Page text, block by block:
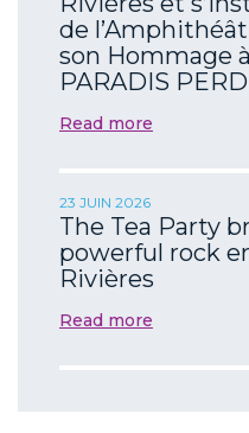
de
son Hommage
PARADIS
Read more
23 JUIN 2026
The Tea Party
powerful rock
Rivières
Read more